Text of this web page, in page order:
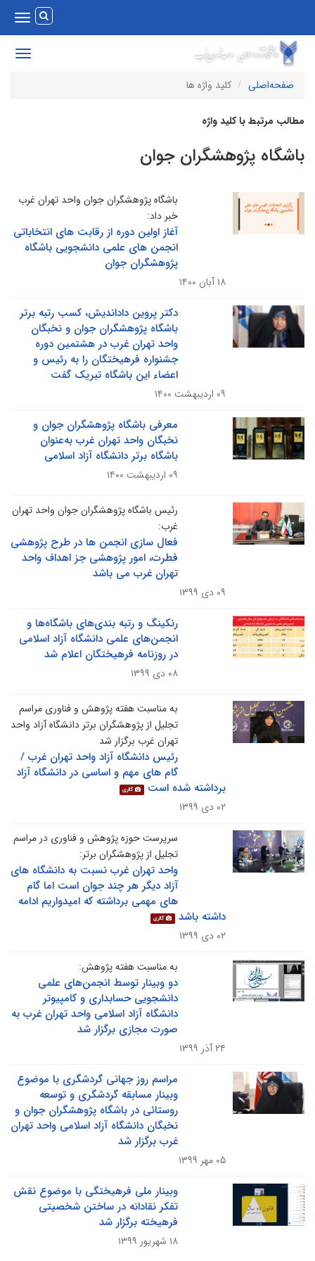
Toggle
Toggle
صفحه‌اصلی
کلید واژه ها
مرتبط با کلید واژه
پژوهشگران جوان
باشگاه پژوهشگران جوان واحد تهران غرب
خبر داد:
آغاز اولین دوره از رقابت های انتخاباتی
انجمن های علمی دانشجویی باشگاه
پژوهشگران جوان
دکتر پروین داداندیش، کسب رتبه برتر
باشگاه پژوهشگران جوان و نخبگان
واحد تهران غرب در هشتمین دوره
جشنواره فرهیختگان را به رئیس و
اعضاء این باشگاه تبریک گفت
معرفی باشگاه پژوهشگران جوان و
نخبگان واحد تهران غرب به‌عنوان
باشگاه برتر دانشگاه آزاد اسلامی
رئیس باشگاه پژوهشگران جوان واحد تهران
غرب:
فعال سازی انجمن ها در طرح پژوهشی
فطرت، امور پژوهشی جز اهداف واحد
تهران غرب می باشد
رنکینگ و رتبه بندی‌های باشگاه‌ها و
انجمن‌های علمی دانشگاه آزاد اسلامی
در روزنامه فرهیختگان اعلام شد
به مناسبت هفته پژوهش و فناوری مراسم
تجلیل از پژوهشگران برتر دانشگاه آزاد واحد
تهران غرب برگزار شد
رئیس دانشگاه آزاد واحد تهران غرب /
گام های مهم و اساسی در دانشگاه آزاد
برداشته شده است
گالری
سرپرست حوزه پژوهش و فناوری در مراسم
تجلیل از پژوهشگران برتر:
واحد تهران غرب نسبت به دانشگاه های
آزاد دیگر هر چند جوان است اما گام
های مهمی برداشته که امیدواریم ادامه
داشته باشد
گالری
به مناسبت هفته پژوهش:
دو وبینار توسط انجمن‌های علمی
دانشجویی حسابداری و کامپیوتر
دانشگاه آزاد اسلامی واحد تهران غرب به
صورت مجازی برگزار شد
مراسم روز جهانی گردشگری با موضوع
وبینار مسابقه گردشگری و توسعه
روستائی در باشگاه پژوهشگران جوان و
نخبگان دانشگاه آزاد اسلامی واحد تهران
غرب برگزار شد
وبینار ملی فرهیختگی با موضوع نقش
تفکر نقادانه در ساختن شخصیتی
فرهیخته برگزار شد